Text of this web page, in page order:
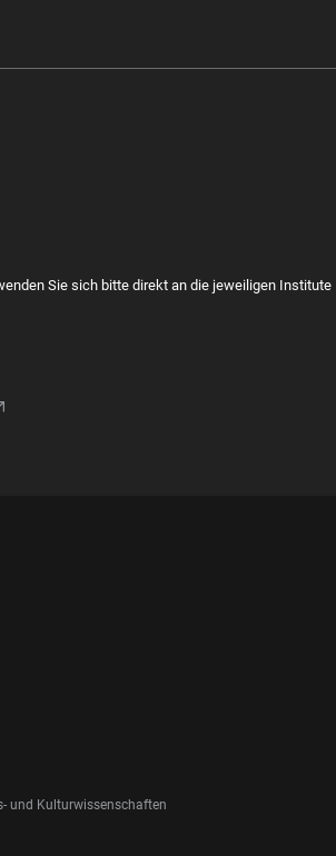
Sie sich bitte direkt an die jeweiligen Institute
und Kulturwissenschaften